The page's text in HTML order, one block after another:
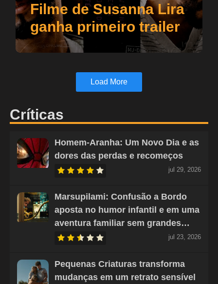
Filme de Susanna Lira
ganha primeiro trailer
Load More
Críticas
Homem-Aranha: Um Novo Dia e as
dores das perdas e recomeços
jul 29, 2026
Marsupilami: Confusão a Bordo
aposta no humor infantil e em uma
aventura familiar sem grandes…
jul 23, 2026
Pequenas Criaturas transforma
mudanças em um retrato sensível